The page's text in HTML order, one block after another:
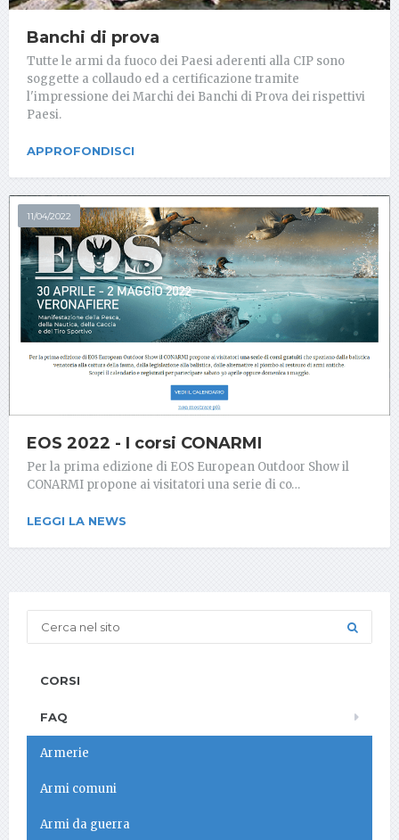
Banchi di prova
Tutte le armi da fuoco dei Paesi aderenti alla CIP sono
soggette a collaudo ed a certificazione tramite
l'impressione dei Marchi dei Banchi di Prova dei rispettivi
Paesi.
APPROFONDISCI
11/04/2022
EOS 2022 - I corsi CONARMI
Per la prima edizione di EOS European Outdoor Show il
CONARMI propone ai visitatori una serie di co…
LEGGI LA NEWS
CORSI
FAQ
Armerie
Armi comuni
Armi da guerra